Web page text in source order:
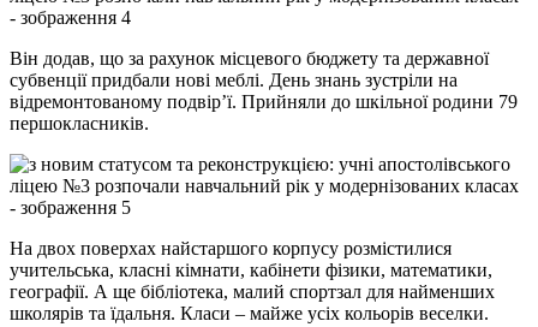
Він додав, що за рахунок місцевого бюджету та державної
субвенції придбали нові меблі. День знань зустріли на
відремонтованому подвір’ї. Прийняли до шкільної родини 79
першокласників.
На двох поверхах найстаршого корпусу розмістилися
учительська, класні кімнати, кабінети фізики, математики,
географії. А ще бібліотека, малий спортзал для найменших
школярів та їдальня. Класи – майже усіх кольорів веселки.